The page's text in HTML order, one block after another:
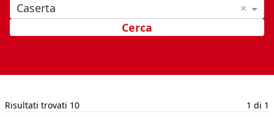
Caserta
×
Cerca
Risultati trovati 10 1 di 1